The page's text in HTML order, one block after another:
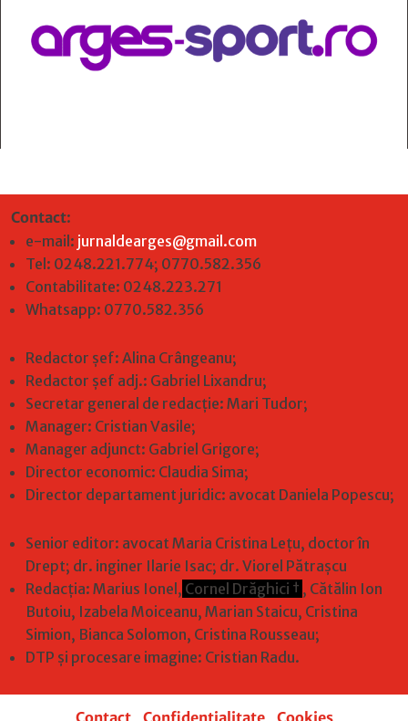
Contact:
e-mail: jurnaldearges@gmail.com
Tel: 0248.221.774; 0770.582.356
Contabilitate: 0248.223.271
Whatsapp: 0770.582.356
Redactor șef: Alina Crângeanu;
Redactor șef adj.: Gabriel Lixandru;
Secretar general de redacție: Mari Tudor;
Manager: Cristian Vasile;
Manager adjunct: Gabriel Grigore;
Director economic: Claudia Sima;
Director departament juridic: avocat Daniela Popescu;
Senior editor: avocat Maria Cristina Leţu, doctor în
Drept; dr. inginer Ilarie Isac; dr. Viorel Pătrașcu
Redacţia: Marius Ionel, Cornel Drăghici † , Cătălin Ion
Butoiu, Izabela Moiceanu, Marian Staicu, Cristina
Simion, Bianca Solomon, Cristina Rousseau;
DTP și procesare imagine: Cristian Radu.